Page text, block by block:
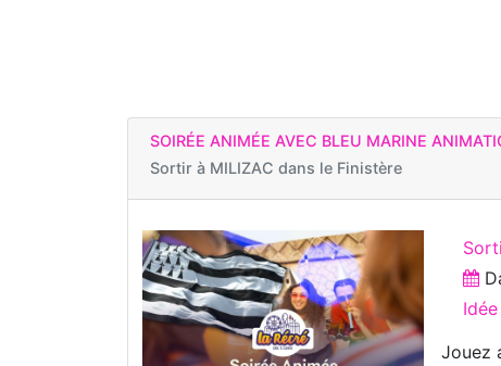
SOIRÉE ANIMÉE AVEC BLEU MARINE
Sortir à MILIZAC dans le Finistère
Jouez